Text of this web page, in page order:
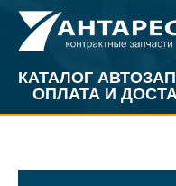
КАТАЛОГ
ОПЛАТА И